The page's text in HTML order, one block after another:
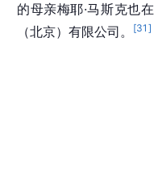
的母亲梅耶·马斯克也
（北京）有限公司。
[31 ]